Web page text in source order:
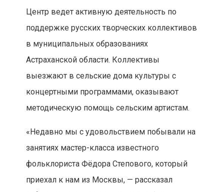
Центр ведет активную деятельность по
поддержке русских творческих коллективов
в муниципальных образованиях
Астраханской области. Коллективы
выезжают в сельские дома культуры с
концертными программами, оказывают
методическую помощь сельским артистам.
«Недавно мы с удовольствием побывали на
занятиях мастер-класса известного
фольклориста Фёдора Степового, который
приехал к нам из Москвы, — рассказал